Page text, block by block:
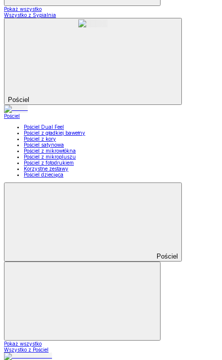
Pokaż wszystko
Wszystko z Sypialnia
Pościel
Pościel
Pościel Dual Feel
Pościel z gładkiej bawełny
Pościel z kory
Pościel satynowa
Pościel z mikrowłókna
Pościel z mikropluszu
Pościel z fotodrukiem
Korzystne zestawy
Pościel dziecięca
Pościel
Pokaż wszystko
Wszystko z Pościel